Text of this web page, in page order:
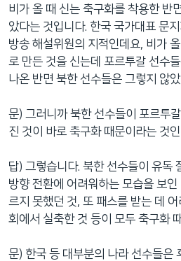
비가 올 때 신는 축구화를 착용한 반
았다는 것입니다. 한국 국가대표 문
방송 해설위원의 지적인데요, 비가
로 만든 것을 신는데 포르투갈 선수
나온 반면 북한 선수들은 그렇지 않
문) 그러니까 북한 선수들이 포르투
진 것이 바로 축구화 때문이라는 것
답) 그렇습니다. 북한 선수들이 유독
방향 전환에 어려워하는 모습을 보
르지 못했던 것, 또 패스를 받는 데 어
회에서 실축한 것 등이 모두 축구화
문) 한국 등 대부분의 나라 선수들은